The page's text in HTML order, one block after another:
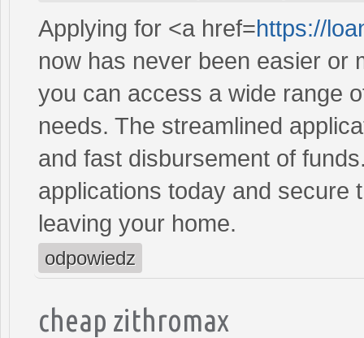
Applying for <a href=https://
now has never been easier or
you can access a wide range
needs. The streamlined
and fast disbursement of
applications today and secure
leaving your home.
odpowiedz
cheap zithromax